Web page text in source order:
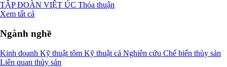
TẬP ĐOÀN VIỆT ÚC Thỏa thuận
Xem tất cả
Ngành nghề
Kinh doanh Kỹ thuật tôm Kỹ thuật cá Nghiên cứu Chế biến thủy sản
Liên quan thủy sản